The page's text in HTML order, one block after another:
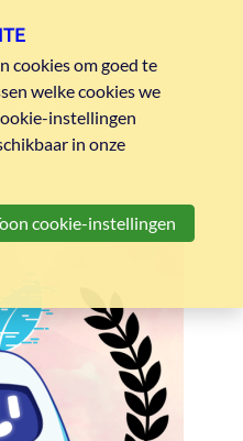
cookies om goed te
welke cookies we
instellingen
in onze
cookie-instellingen